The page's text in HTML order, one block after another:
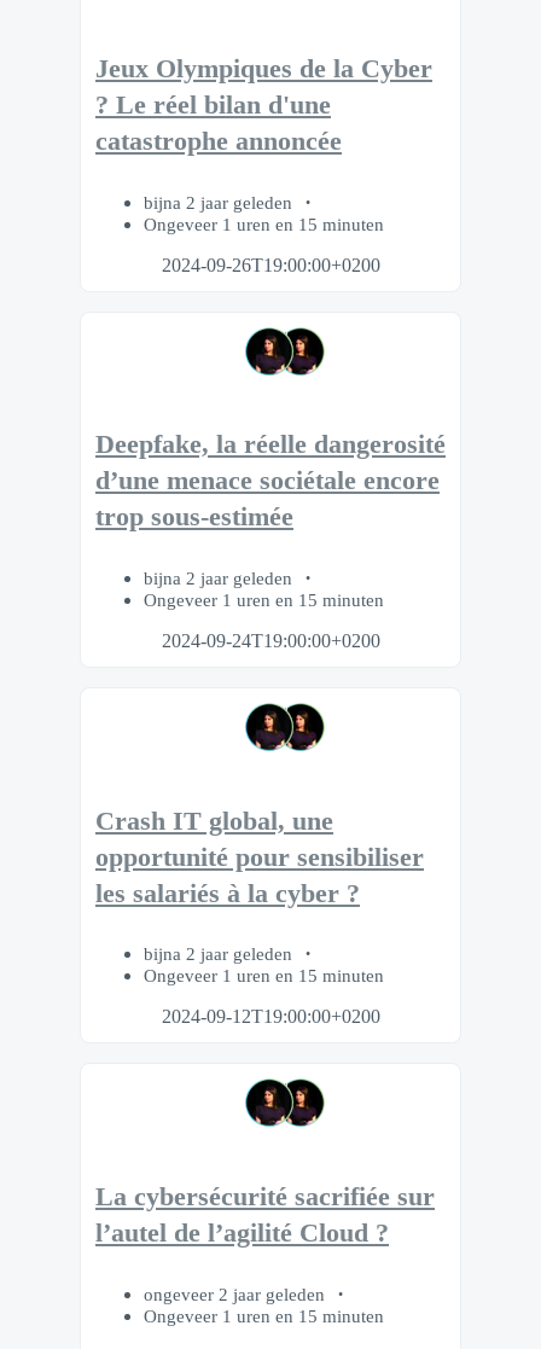
Jeux Olympiques de la Cyber
? Le réel bilan d'une
catastrophe annoncée
bijna 2 jaar geleden
Ongeveer 1 uren en 15 minuten
2024-09-26T19:00:00+0200
Deepfake, la réelle dangerosité
d’une menace sociétale encore
trop sous-estimée
bijna 2 jaar geleden
Ongeveer 1 uren en 15 minuten
2024-09-24T19:00:00+0200
Crash IT global, une
opportunité pour sensibiliser
les salariés à la cyber ?
bijna 2 jaar geleden
Ongeveer 1 uren en 15 minuten
2024-09-12T19:00:00+0200
La cybersécurité sacrifiée sur
l’autel de l’agilité Cloud ?
ongeveer 2 jaar geleden
Ongeveer 1 uren en 15 minuten